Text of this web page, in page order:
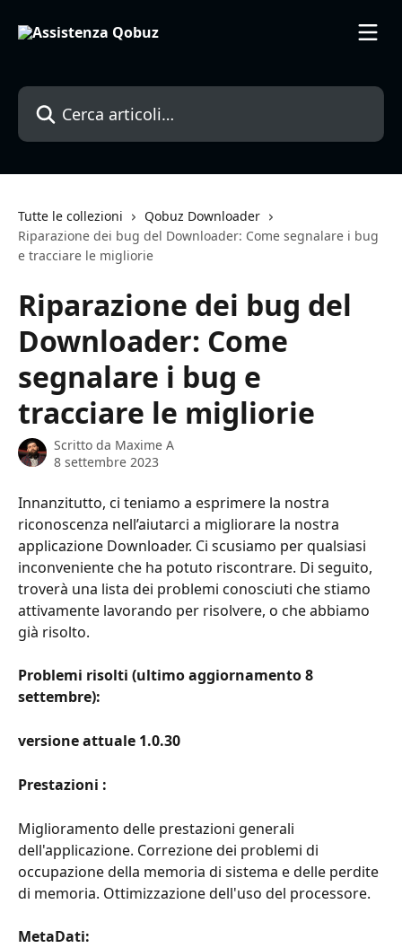
Cerca articoli…
Tutte le collezioni
Qobuz Downloader
Riparazione dei bug del Downloader: Come segnalare i bug
e tracciare le migliorie
Riparazione dei bug del
Downloader: Come
segnalare i bug e
tracciare le migliorie
Scritto da Maxime A
8 settembre 2023
Innanzitutto, ci teniamo a esprimere la nostra
riconoscenza nell’aiutarci a migliorare la nostra
applicazione Downloader. Ci scusiamo per qualsiasi
inconveniente che ha potuto riscontrare. Di seguito,
troverà una lista dei problemi conosciuti che stiamo
attivamente lavorando per risolvere, o che abbiamo
già risolto.
Problemi risolti (ultimo aggiornamento 8
settembre):
versione attuale 1.0.30
Prestazioni :
Miglioramento delle prestazioni generali
dell'applicazione. Correzione dei problemi di
occupazione della memoria di sistema e delle perdite
di memoria. Ottimizzazione dell'uso del processore.
MetaDati: